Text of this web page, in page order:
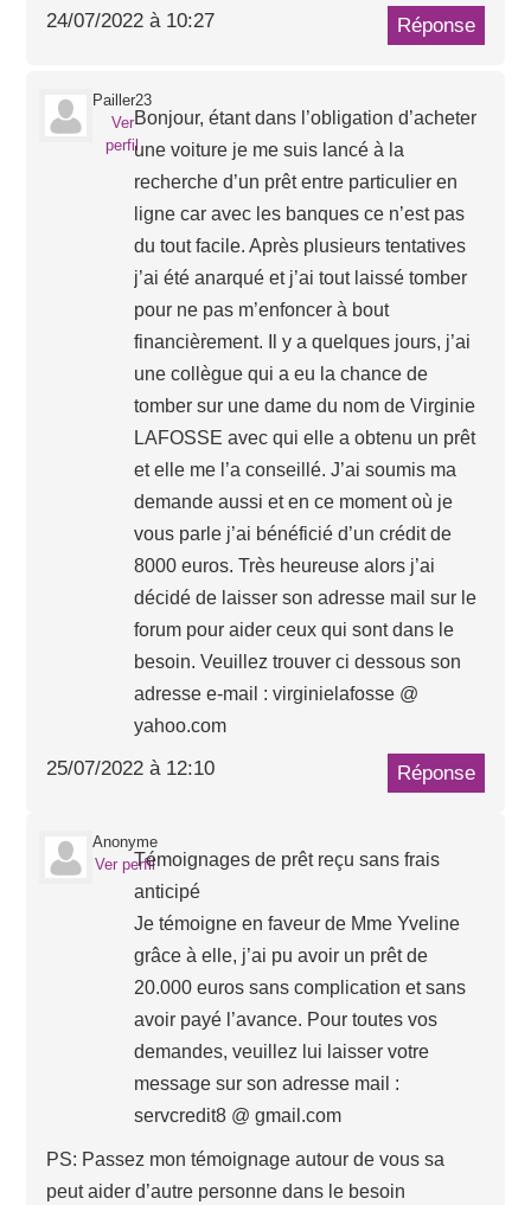
24/07/2022 à 10:27 Réponse
Pailler23
Ver
perfil
Bonjour, étant dans l’obligation d’acheter
une voiture je me suis lancé à la
recherche d’un prêt entre particulier en
ligne car avec les banques ce n’est pas
du tout facile. Après plusieurs tentatives
j’ai été anarqué et j’ai tout laissé tomber
pour ne pas m’enfoncer à bout
financièrement. Il y a quelques jours, j’ai
une collègue qui a eu la chance de
tomber sur une dame du nom de Virginie
LAFOSSE avec qui elle a obtenu un prêt
et elle me l’a conseillé. J’ai soumis ma
demande aussi et en ce moment où je
vous parle j’ai bénéficié d’un crédit de
8000 euros. Très heureuse alors j’ai
décidé de laisser son adresse mail sur le
forum pour aider ceux qui sont dans le
besoin. Veuillez trouver ci dessous son
adresse e-mail : virginielafosse @
yahoo.com
25/07/2022 à 12:10 Réponse
Anonyme
Ver perfilTémoignages de prêt reçu sans frais
anticipé
Je témoigne en faveur de Mme Yveline
grâce à elle, j’ai pu avoir un prêt de
20.000 euros sans complication et sans
avoir payé l’avance. Pour toutes vos
demandes, veuillez lui laisser votre
message sur son adresse mail :
servcredit8 @ gmail.com
PS: Passez mon témoignage autour de vous sa
peut aider d’autre personne dans le besoin